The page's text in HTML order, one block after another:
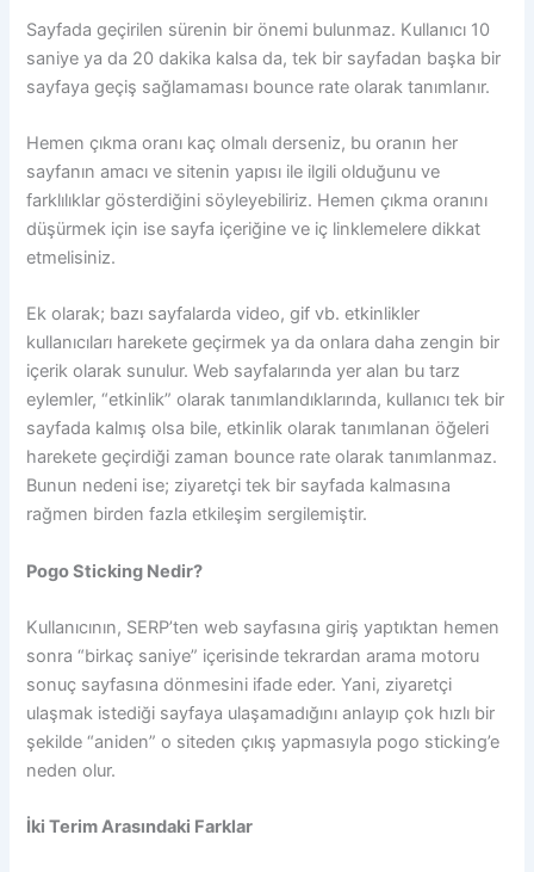
Sayfada geçirilen sürenin bir önemi bulunmaz. Kullanıcı 10
saniye ya da 20 dakika kalsa da, tek bir sayfadan başka bir
sayfaya geçiş sağlamaması bounce rate olarak tanımlanır.
Hemen çıkma oranı kaç olmalı derseniz, bu oranın her
sayfanın amacı ve sitenin yapısı ile ilgili olduğunu ve
farklılıklar gösterdiğini söyleyebiliriz. Hemen çıkma oranını
düşürmek için ise sayfa içeriğine ve iç linklemelere dikkat
etmelisiniz.
Ek olarak; bazı sayfalarda video, gif vb. etkinlikler
kullanıcıları harekete geçirmek ya da onlara daha zengin bir
içerik olarak sunulur. Web sayfalarında yer alan bu tarz
eylemler, “etkinlik” olarak tanımlandıklarında, kullanıcı tek bir
sayfada kalmış olsa bile, etkinlik olarak tanımlanan öğeleri
harekete geçirdiği zaman bounce rate olarak tanımlanmaz.
Bunun nedeni ise; ziyaretçi tek bir sayfada kalmasına
rağmen birden fazla etkileşim sergilemiştir.
Pogo Sticking Nedir?
Kullanıcının, SERP’ten web sayfasına giriş yaptıktan hemen
sonra “birkaç saniye” içerisinde tekrardan arama motoru
sonuç sayfasına dönmesini ifade eder. Yani, ziyaretçi
ulaşmak istediği sayfaya ulaşamadığını anlayıp çok hızlı bir
şekilde “aniden” o siteden çıkış yapmasıyla pogo sticking’e
neden olur.
İki Terim Arasındaki Farklar